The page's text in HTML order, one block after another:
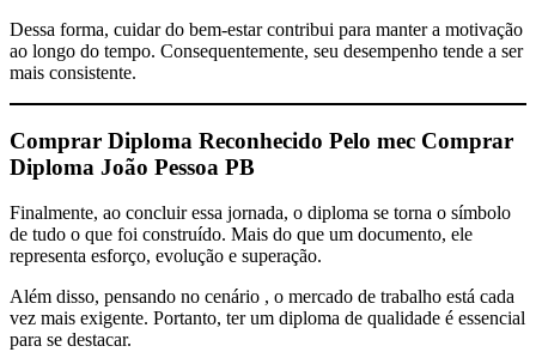
Dessa forma, cuidar do bem-estar contribui para manter a motivação
ao longo do tempo. Consequentemente, seu desempenho tende a ser
mais consistente.
Comprar Diploma Reconhecido Pelo mec Comprar
Diploma João Pessoa PB
Finalmente, ao concluir essa jornada, o diploma se torna o símbolo
de tudo o que foi construído. Mais do que um documento, ele
representa esforço, evolução e superação.
Além disso, pensando no cenário , o mercado de trabalho está cada
vez mais exigente. Portanto, ter um diploma de qualidade é essencial
para se destacar.